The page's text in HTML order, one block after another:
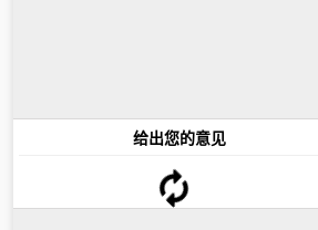
给出您的意见